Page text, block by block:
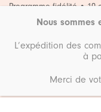
Passer
Programme fidélité • 10
Accueil
Nous sommes
L’expédition des
à
Merci de